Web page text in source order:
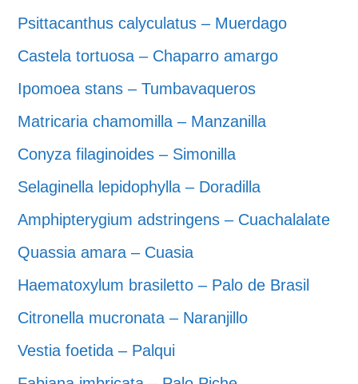
Psittacanthus calyculatus – Muerdago
Castela tortuosa – Chaparro amargo
Ipomoea stans – Tumbavaqueros
Matricaria chamomilla – Manzanilla
Conyza filaginoides – Simonilla
Selaginella lepidophylla – Doradilla
Amphipterygium adstringens – Cuachalalate
Quassia amara – Cuasia
Haematoxylum brasiletto – Palo de Brasil
Citronella mucronata – Naranjillo
Vestia foetida – Palqui